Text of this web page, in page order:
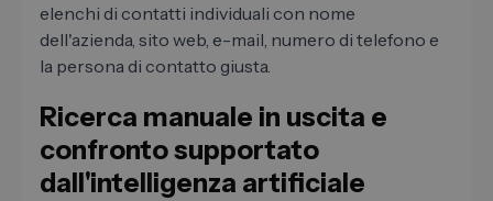
elenchi di contatti individuali con nome
dell'azienda, sito web, e-mail, numero di telefono e
la persona di contatto giusta.
Ricerca manuale in uscita e
confronto supportato
dall'intelligenza artificiale